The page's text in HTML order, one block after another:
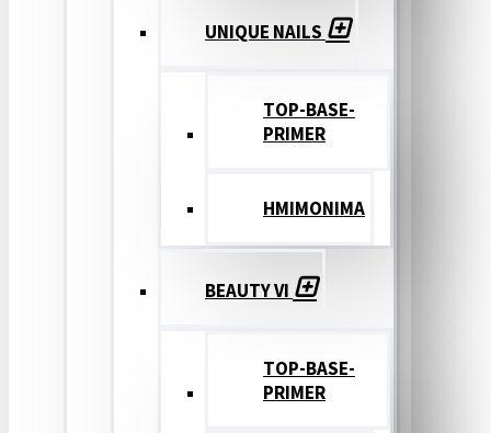
UNIQUE NAILS
TOP-BASE-
PRIMER
ΗΜΙΜΟΝΙΜΑ
BEAUTY VI
TOP-BASE-
PRIMER